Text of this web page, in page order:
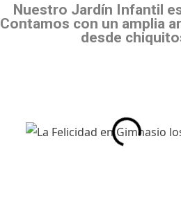
Nuestro Jardín Infantil
Contamos con un amplia
desde